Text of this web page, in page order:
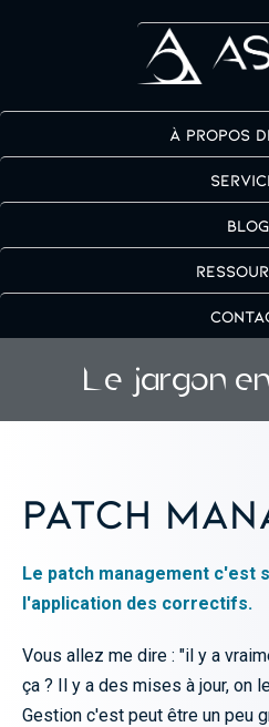
À propos
Blog
Le jargon
Patch
Le patch management c'est
l'application des correctifs.
Vous allez me dire : "il y a
ça ? Il y a des mises à jour, on
Gestion c'est peut être un peu